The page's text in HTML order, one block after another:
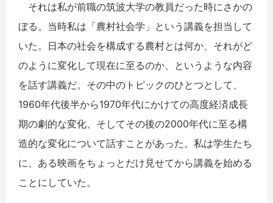
それは私が前職の筑波大学の教員だった時にさかの
ぼる。当時私は「農村社会学」という講義を担当して
いた。日本の社会を構成する農村とは何か、それがど
のように変化して現在に至るのか、というような内容
を話す講義だ。その中のトピックのひとつとして、
1960年代後半から1970年代にかけての高度経済成長
期の劇的な変化、そしてその後の2000年代に至る構
造的な変化について話すことがあった。私は学生たち
に、ある映画をちょっとだけ見せてから講義を始める
ことにしていた。